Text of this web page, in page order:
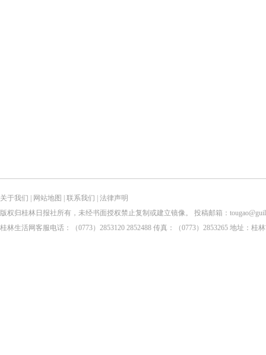
关于我们 网站地图 联系我们
法律声明
版权归桂林日报社所有，未经书面授权禁止复制或建立镜像。 投稿邮箱：
桂林生活网客服电话：（0773）2853120 2852488 传真：（0773）2853265 地址：